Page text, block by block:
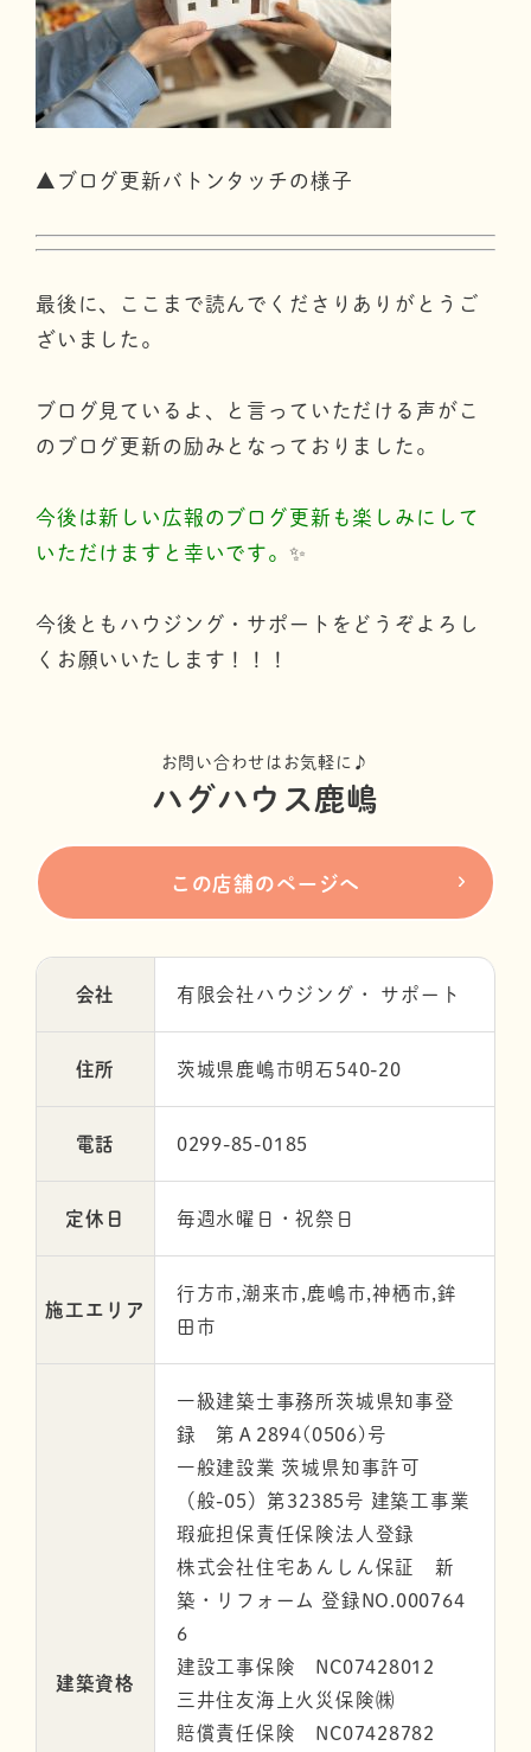
▲ブログ更新バトンタッチの様子
最後に、ここまで読んでくださりありがとうご
ざいました。
ブログ見ているよ、と言っていただける声がこ
のブログ更新の励みとなっておりました。
今後は新しい広報のブログ更新も楽しみにして
いただけますと幸いです。 ✨
今後ともハウジング・サポートをどうぞよろし
くお願いいたします！！！
お問い合わせはお気軽に♪
ハグハウス鹿嶋
この店舗のページへ
会社 有限会社ハウジング・ サポート
住所 茨城県鹿嶋市明石540-20
電話 0299-85-0185
定休日 毎週水曜日・祝祭日
施工エリア
行方市,潮来市,鹿嶋市,神栖市,鉾
田市
建築資格
一級建築士事務所茨城県知事登
録 第Ａ2894(0506)号
一般建設業 茨城県知事許可
（般-05）第32385号 建築工事業
瑕疵担保責任保険法人登録
株式会社住宅あんしん保証 新
築・リフォーム 登録NO.000764
6
建設工事保険 NC07428012
三井住友海上火災保険㈱
賠償責任保険 NC07428782